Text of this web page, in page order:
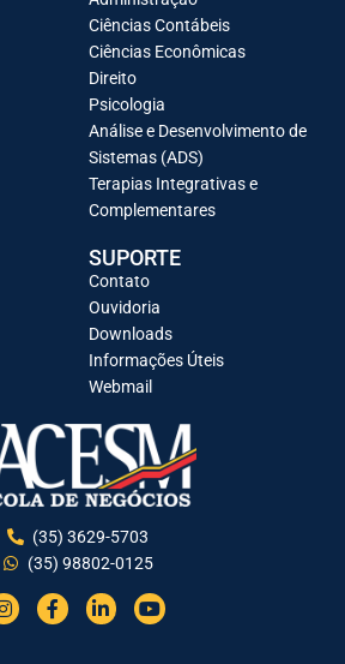
Ciências Contábeis
Ciências Econômicas
Direito
Psicologia
Análise e Desenvolvimento de
Sistemas (ADS)
Terapias Integrativas e
Complementares
SUPORTE
Contato
Ouvidoria
Downloads
Informações Úteis
Webmail
(35) 3629-5703
(35) 98802-0125